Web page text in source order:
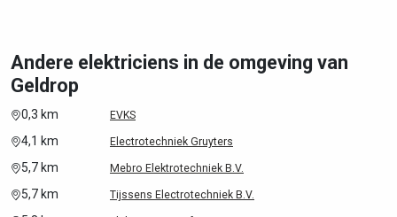
Andere elektriciens in de omgeving van
Geldrop
0,3 km EVKS
4,1 km Electrotechniek Gruyters
5,7 km Mebro Elektrotechniek B.V.
5,7 km Tijssens Electrotechniek B.V.